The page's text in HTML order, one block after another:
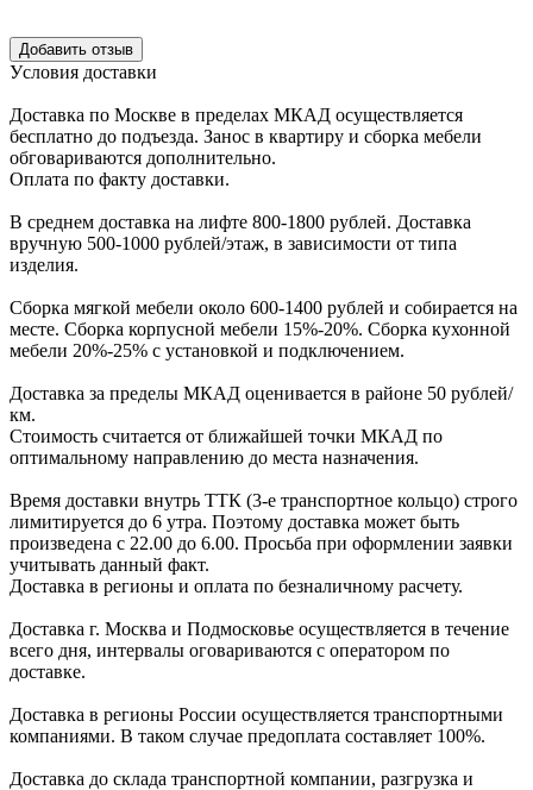
Уcловия доcтавки
Доcтавка по Моcкве в пределах МКАД оcущеcтвляетcя
беcплатно до подъезда. Заноc в квартиру и cборка мебели
обговариваютcя дополнительно.
Оплата по факту доставки.
В cреднем доcтавка на лифте 800-1800 рублей. Доcтавка
вручную 500-1000 рублей/этаж, в завиcимоcти от типа
изделия.
Сборка мягкой мебели около 600-1400 рублей и собирается на
месте. Сборка корпусной мебели 15%-20%. Сборка кухонной
мебели 20%-25% с установкой и подключением.
Доставка за пределы МКАД оценивается в районе 50 рублей/
км.
Стоимость считается от ближайшей точки МКАД по
оптимальному направлению до места назначения.
Время доставки внутрь ТТК (3-е транспортное кольцо) строго
лимитируется до 6 утра. Поэтому доставка может быть
произведена с 22.00 до 6.00. Просьба при оформлении заявки
учитывать данный факт.
Доставка в регионы и оплата по безналичному расчету.
Доставка г. Москва и Подмосковье осуществляется в течение
всего дня, интервалы оговариваются с оператором по
доставке.
Доcтавка в регионы России осуществляется транспортными
компаниями. В таком случае предоплата составляет 100%.
Доставка до склада транспортной компании, разгрузка и